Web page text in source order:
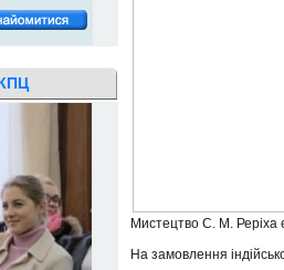
Мистецтво С. М. Реріха
На замовлення